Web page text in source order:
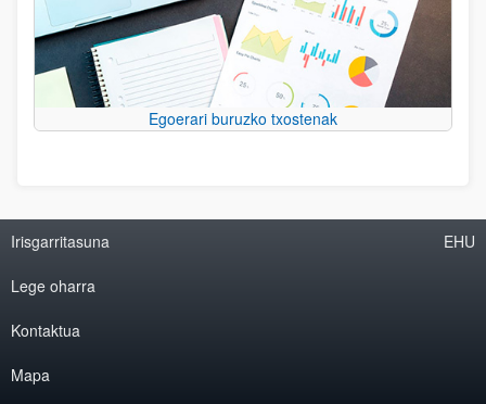
Egoerari buruzko txostenak
Irisgarritasuna
Lege oharra
Kontaktua
Mapa
EHU